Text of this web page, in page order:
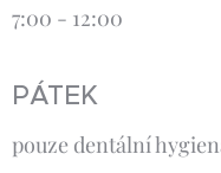
7:00 - 12:00
PÁTEK
pouze dentální